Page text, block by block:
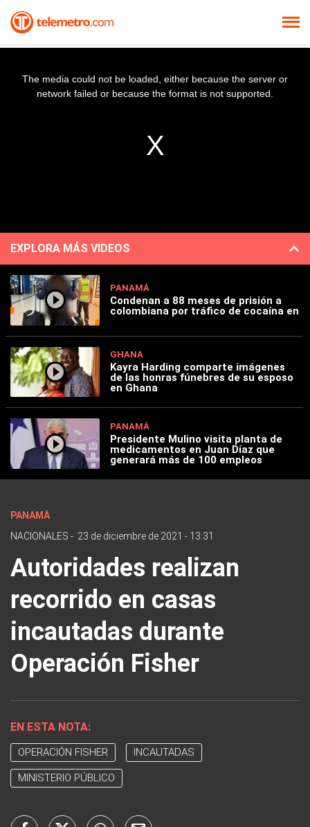
The media could not be loaded, either because the server or
network failed or because the format is not supported.
EXPLORA MÁS VIDEOS
PANAMÁ
Condenan a 88 meses de prisión a
colombiana por tráfico de cocaína en
GHANA
Kayra Harding comparte imágenes
de las honras fúnebres de su esposo
en Ghana
PANAMÁ
Presidente Mulino visita planta de
medicamentos en Juan Díaz que
generará más de 100 empleos
PANAMÁ
NACIONALES - 23 de diciembre de 2021 - 13:31
Autoridades realizan
recorrido en casas
incautadas durante
Operación Fisher
EN ESTA NOTA:
OPERACIÓN FISHER INCAUTADAS
MINISTERIO PÚBLICO